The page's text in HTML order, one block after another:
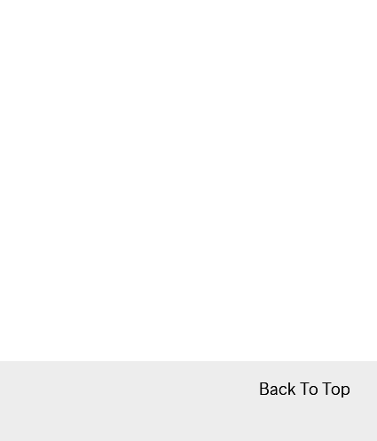
Back To Top
Back To Top